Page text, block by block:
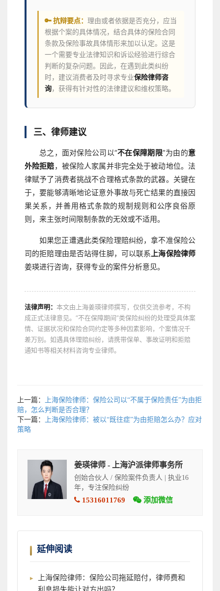
🔑 抗辩要点： 理由或者依据是否充分，应当
根据个案的具体情况，结合具体的保险合同
条款及保险事故具体情形来加以认定。这是
一个需要专业法律知识和诉讼经验进行综合
判断的复杂问题。因此，在遇到此类纠纷
时，建议消费者及时寻求专业保险律师咨
询，获得有针对性的法律建议和维权策略。
三、律师建议
总之，面对保险公司以“不在保障期限”为由的意
外险拒赔，被保险人家属并非完全处于被动地位。法
律赋予了消费者挑战不合理格式条款的武器。关键在
于，要能够清晰地论证意外事故与死亡结果的直接因
果关系，并善用格式条款的规制规则和公序良俗原
则，来主张时间限制条款的无效或不适用。
如果您正遭遇此类保险理赔纠纷，拿不准保险公
司的拒赔理由是否站得住脚，可以联系上海保险律师
姜瑛进行咨询，获得专业的案件分析意见。
法律声明： 本文由上海姜瑛律师撰写，仅供交流参考，不构
成正式法律意见。“不在保障期间”类保险纠纷的处理受具体案
情、证据状况和保险合同约定等多种因素影响，个案情况千
差万别。如遇具体理赔纠纷，请携带保单、事故证明和拒赔
通知书等相关材料咨询专业律师。
上一篇：
上海保险律师：保险公司以“不属于保险责任”为由拒
赔，怎么判断是否合理？
下一篇：
上海保险律师：被以“既往症”为由拒赔怎么办？应对
策略
姜瑛律师 - 上海沪派律师事务所
创始合伙人 / 保险案件负责人 | 执业16
年，专注保险纠纷
15316011769 添加微信
延伸阅读
上海保险律师：保险公司拖延赔付，律师费和